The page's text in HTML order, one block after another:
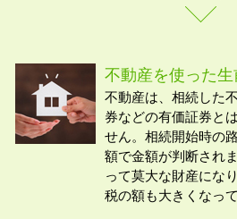
不動産を使った生
不動産は、相続した
券などの有価証券と
せん。相続開始時の
額で金額が判断され
って莫大な財産にな
税の額も大きくなっ